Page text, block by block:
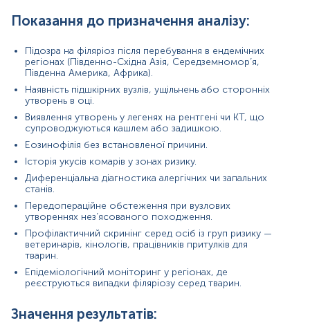
контакту з паразитом, ранню стадію інфекції або
ослаблену імунну відповідь.
Оскільки тест є якісним, він не дає інформації про силу
або тривалість імунної реакції. Позитивний результат
слід інтерпретувати разом із клінічними даними, а за
потреби — доповнити візуалізаційними або
гістологічними методами.
Причини підвищення рівня показників:
Хоча тест не вимірює рівень антитіл, позитивний
результат свідчить про їх наявність. Можливі причини:
Нещодавнє або поточне зараження Dirofilaria
immitis
Перенесене зараження в ендемічних регіонах
Перехресна реакція з іншими філяріями
(наприклад, Wuchereria bancrofti, Brugia malayi)
Хронічні паразитарні інфекції з тривалим імунним
стимулюванням
Співінфекція з іншими нематодами, що мають
схожі антигени
Причини зниження показників:
Показання до призначення аналізу:
Підозра на філяріоз після перебування в ендемічних
регіонах (Південно-Східна Азія, Середземномор’я,
Південна Америка, Африка).
Наявність підшкірних вузлів, ущільнень або сторонніх
утворень в оці.
Виявлення утворень у легенях на рентгені чи КТ, що
супроводжуються кашлем або задишкою.
Еозинофілія без встановленої причини.
Історія укусів комарів у зонах ризику.
Диференціальна діагностика алергічних чи запальних
станів.
Передопераційне обстеження при вузлових
утвореннях нез’ясованого походження.
Профілактичний скринінг серед осіб із груп ризику —
ветеринарів, кінологів, працівників притулків для
тварин.
Епідеміологічний моніторинг у регіонах, де
реєструються випадки філяріозу серед тварин.
Значення результатів: